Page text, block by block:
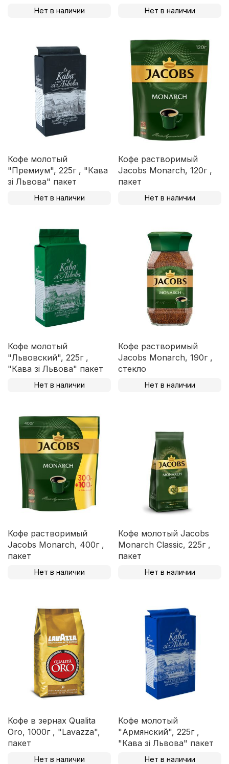
Нет в наличии Нет в наличии
Кофе молотый
"Премиум", 225г , "Кава
зі Львова" пакет
Нет в наличии
Кофе растворимый
Jacobs Monarch, 120г ,
пакет
Нет в наличии
Кофе молотый
"Львовский", 225г ,
"Кава зі Львова" пакет
Нет в наличии
Кофе растворимый
Jacobs Monarch, 190г ,
стекло
Нет в наличии
Кофе растворимый
Jacobs Monarch, 400г ,
пакет
Нет в наличии
Кофе молотый Jacobs
Monarch Classic, 225г ,
пакет
Нет в наличии
Кофе в зернах Qualita
Oro, 1000г , "Lavazza",
пакет
Нет в наличии
Кофе молотый
"Армянский", 225г ,
"Кава зі Львова" пакет
Нет в наличии